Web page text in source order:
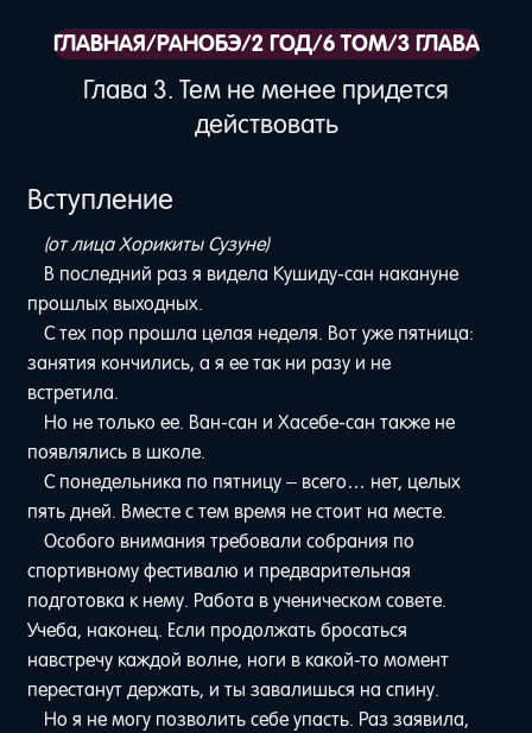
ГЛАВНАЯ/РАНОБЭ/2 ГОД/6 ТОМ/3 ГЛАВА
Глава 3. Тем не менее придется
действовать
Вступление
(от лица Хорикиты Сузуне)
В последний раз я видела Кушиду-сан накануне
прошлых выходных.
С тех пор прошла целая неделя. Вот уже пятница:
занятия кончились, а я ее так ни разу и не
встретила.
Но не только ее. Ван-сан и Хасебе-сан также не
появлялись в школе.
С понедельника по пятницу – всего… нет, целых
пять дней. Вместе с тем время не стоит на месте.
Особого внимания требовали собрания по
спортивному фестивалю и предварительная
подготовка к нему. Работа в ученическом совете.
Учеба, наконец. Если продолжать бросаться
навстречу каждой волне, ноги в какой-то момент
перестанут держать, и ты завалишься на спину.
Но я не могу позволить себе упасть. Раз заявила,